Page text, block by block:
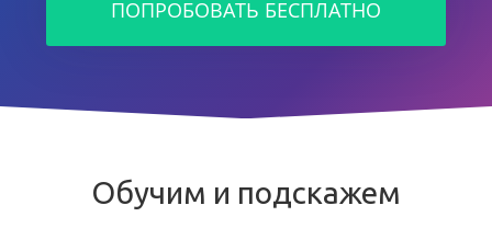
ПОПРОБОВАТЬ БЕСПЛАТНО
Обучим и подскажем